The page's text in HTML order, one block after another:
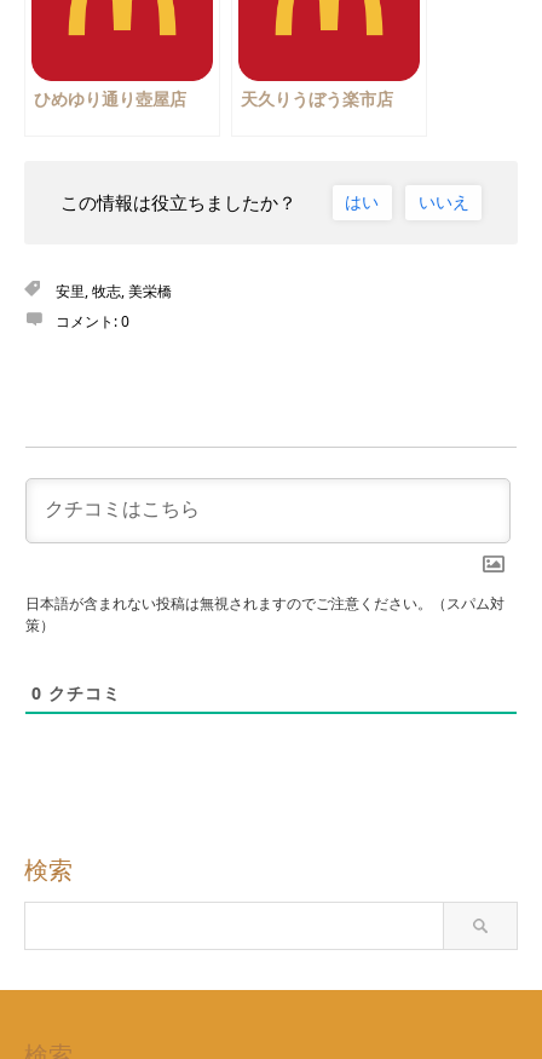
ひめゆり通り壺屋店 天久りうぼう楽市店
この情報は役立ちましたか？ はい いいえ
安里,牧志,美栄橋
コメント:0
日本語が含まれない投稿は無視されますのでご注意ください。（スパム対
策）
0 クチコミ
検索